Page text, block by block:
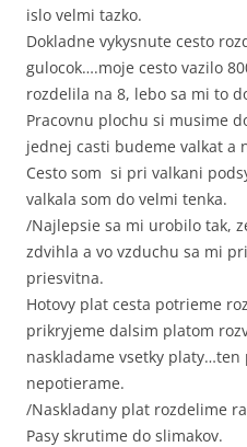
islo velmi tazko.
Dokladne vykysnute cesto
gulocok….moje cesto vazilo
rozdelila na 8, lebo sa mi to
Pracovnu plochu si musime
jednej casti budeme valkat a
Cesto som si pri valkani
valkala som do velmi tenka.
/Najlepsie sa mi urobilo tak,
zdvihla a vo vzduchu sa mi
priesvitna.
Hotovy plat cesta potrieme
prikryjeme dalsim platom
naskladame vsetky platy…ten
nepotierame.
/Naskladany plat rozdelime
Pasy skrutime do slimakov.